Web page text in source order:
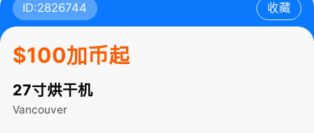
ID:2826744 收藏
$100加币起
27寸烘干机
Vancouver